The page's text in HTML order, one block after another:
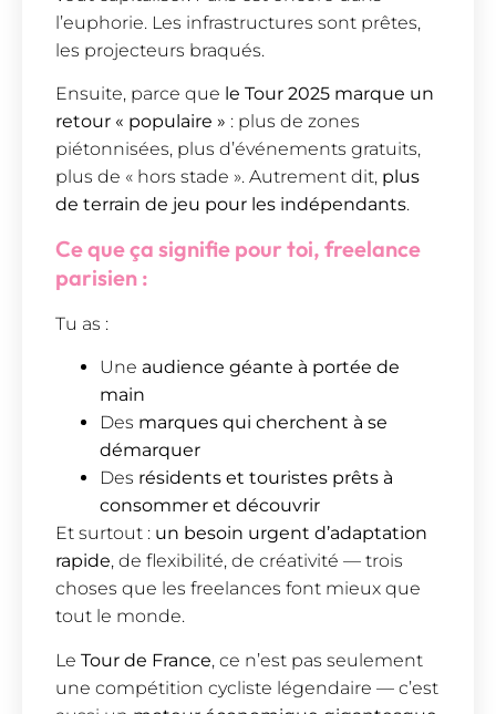
l’euphorie. Les infrastructures sont prêtes,
les projecteurs braqués.
Ensuite, parce que le Tour 2025 marque un
retour « populaire » : plus de zones
piétonnisées, plus d’événements gratuits,
plus de « hors stade ». Autrement dit, plus
de terrain de jeu pour les indépendants.
Ce que ça signifie pour toi, freelance
parisien :
Tu as :
Une audience géante à portée de
main
Des marques qui cherchent à se
démarquer
Des résidents et touristes prêts à
consommer et découvrir
Et surtout : un besoin urgent d’adaptation
rapide, de flexibilité, de créativité — trois
choses que les freelances font mieux que
tout le monde.
Le Tour de France, ce n’est pas seulement
une compétition cycliste légendaire — c’est